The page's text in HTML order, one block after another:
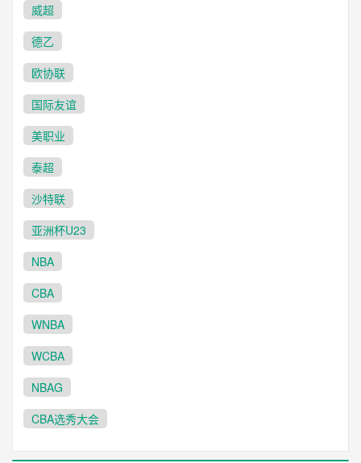
威超
德乙
欧协联
国际友谊
美职业
泰超
沙特联
亚洲杯U23
NBA
CBA
WNBA
WCBA
NBAG
CBA选秀大会